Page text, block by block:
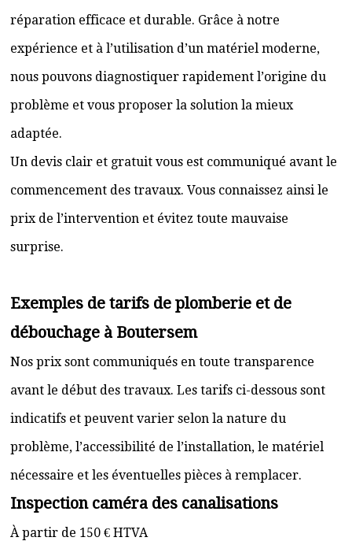
réparation efficace et durable. Grâce à notre
expérience et à l’utilisation d’un matériel moderne,
nous pouvons diagnostiquer rapidement l’origine du
problème et vous proposer la solution la mieux
adaptée.
Un devis clair et gratuit vous est communiqué avant le
commencement des travaux. Vous connaissez ainsi le
prix de l’intervention et évitez toute mauvaise
surprise.
Exemples de tarifs de plomberie et de
débouchage à Boutersem
Nos prix sont communiqués en toute transparence
avant le début des travaux. Les tarifs ci-dessous sont
indicatifs et peuvent varier selon la nature du
problème, l’accessibilité de l’installation, le matériel
nécessaire et les éventuelles pièces à remplacer.
Inspection caméra des canalisations
À partir de 150 € HTVA